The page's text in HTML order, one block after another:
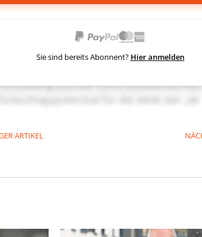
Sie sind bereits Abonnent? Hier anmelden
ARTIKEL